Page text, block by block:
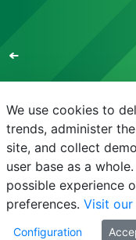
E-mail
We use cookies to
trends, administer
site, and collect
user base as a
possible experience
preferences. Visit
Configuration